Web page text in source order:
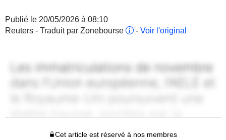
Publié le 20/05/2026 à 08:10
Reuters - Traduit par Zonebourse
- Voir l'original
Cet article est réservé à nos membres